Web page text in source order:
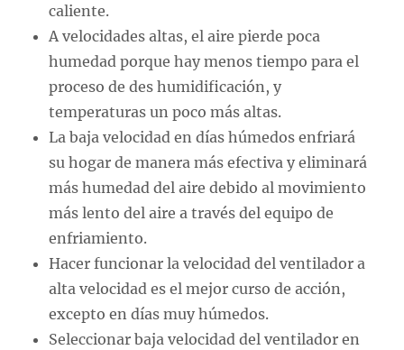
caliente.
A velocidades altas, el aire pierde poca
humedad porque hay menos tiempo para el
proceso de des humidificación, y
temperaturas un poco más altas.
La baja velocidad en días húmedos enfriará
su hogar de manera más efectiva y eliminará
más humedad del aire debido al movimiento
más lento del aire a través del equipo de
enfriamiento.
Hacer funcionar la velocidad del ventilador a
alta velocidad es el mejor curso de acción,
excepto en días muy húmedos.
Seleccionar baja velocidad del ventilador en